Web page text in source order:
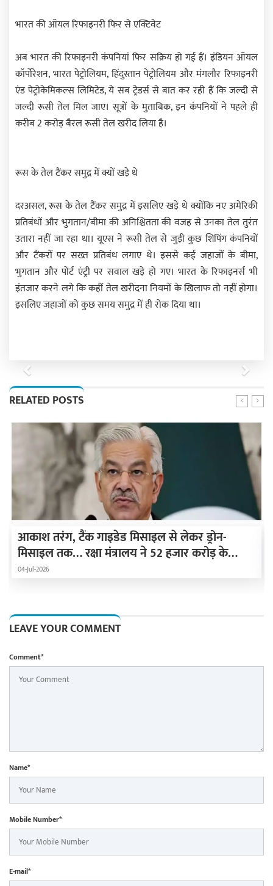
भारत की ऑयल रिफाइनरी फिर से एक्टिवेट
अब भारत की रिफाइनरी कंपनियां फिर सक्रिय हो गई हैं। इंडियन ऑयल
कॉर्पोरेशन, भारत पेट्रोलियम, हिंदुस्तान पेट्रोलियम और मंगलौर रिफाइनरी
एंड पेट्रोकेमिकल्स लिमिटेड, ये सब ट्रेडर्स से बात कर रही हैं कि जल्दी से
जल्दी रूसी तेल मिल जाए। सूत्रों के मुताबिक, इन कंपनियों ने पहले ही
करीब 2 करोड़ बैरल रूसी तेल खरीद लिया है।
रूस के तेल टैंकर समुद्र में क्यों खड़े थे
दरअसल, रूस के तेल टैंकर समुद्र में इसलिए खड़े थे क्योंकि नए अमेरिकी
प्रतिबंधों और भुगतान/बीमा की अनिश्चितता की वजह से उनका तेल तुरंत
उतारा नहीं जा रहा था। यूएस ने रूसी तेल से जुड़ी कुछ शिपिंग कंपनियों
और टैंकरों पर सख्त प्रतिबंध लगाए थे। इससे कई जहाजों के बीमा,
भुगतान और पोर्ट एंट्री पर सवाल खड़े हो गए। भारत के रिफाइनर्स भी
इंतजार करने लगे कि कहीं तेल खरीदना नियमों के खिलाफ तो नहीं होगा।
इसलिए जहाजों को कुछ समय समुद्र में ही रोक दिया था।
Previous Next
RELATED POSTS
आकाश तरंग, टैंक गाइडेड मिसाइल से लेकर ड्रोन-
मिसाइल तक… रक्षा मंत्रालय ने 52 हजार करोड़ के
हथियार खरीदने की मंजूरी दी
04-Jul-2026
LEAVE YOUR COMMENT
Comment*
Name*
Mobile Number*
E-mail*